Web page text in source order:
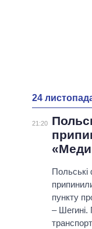
24
21:20
пункту
– Шегині.